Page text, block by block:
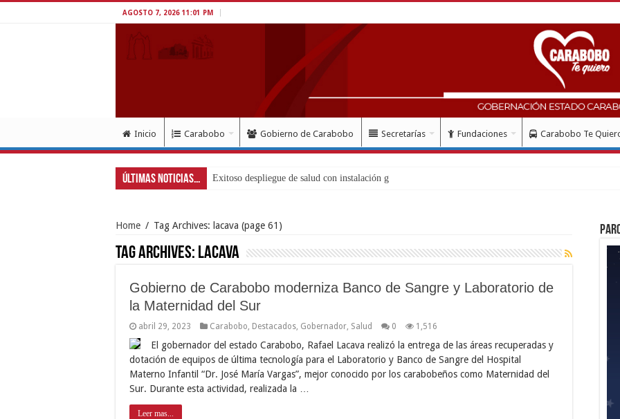
AGOSTO 7, 2026 11:01 PM
Inicio Carabobo Gobierno de Carabobo Secretarías Fundaciones Carabobo Te
Últimas Noticias...
Home / Tag Archives: lacava (page 61)
Tag Archives: lacava
Gobierno de Carabobo moderniza Banco de Sangre y Laboratorio de
la Maternidad del Sur
abril 29, 2023 Carabobo Destacados Gobernador Salud 0 1,516
El gobernador del estado Carabobo, Rafael Lacava realizó la entrega de las áreas recuperadas y
dotación de equipos de última tecnología para el Laboratorio y Banco de Sangre del Hospital
Materno Infantil “Dr. José María Vargas”, mejor conocido por los carabobeños como Maternidad del
Sur. Durante esta actividad, realizada la …
Leer mas...